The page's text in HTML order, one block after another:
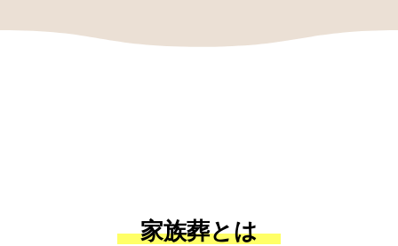
家族葬とは